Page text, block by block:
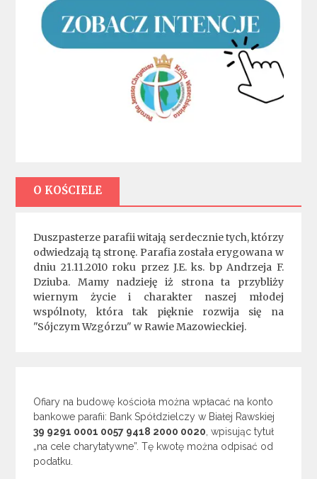
O KOŚCIELE
Duszpasterze parafii witają serdecznie tych, którzy
odwiedzają tą stronę. Parafia została erygowana w
dniu 21.11.2010 roku przez J.E. ks. bp Andrzeja F.
Dziuba. Mamy nadzieję iż strona ta przybliży
wiernym życie i charakter naszej młodej
wspólnoty, która tak pięknie rozwija się na
"Sójczym Wzgórzu" w Rawie Mazowieckiej.
Ofiary na budowę kościoła można wpłacać na konto
bankowe parafii: Bank Spółdzielczy w Białej Rawskiej
39 9291 0001 0057 9418 2000 0020, wpisując tytuł
„na cele charytatywne”. Tę kwotę można odpisać od
podatku.